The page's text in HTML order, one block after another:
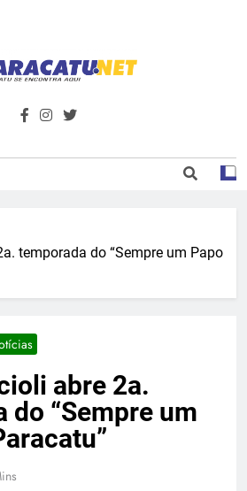
Paracatu.net –
Notícias E
Primeiro Do
além de tudo sobre esportes e
temporada do “Sempre um Papo
abre 2a.
do “Sempre um